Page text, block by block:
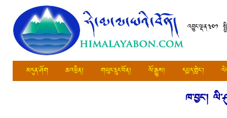
འབྱུང་ལྡན༣༠༡
མདུན་ཤོག ཆ་འཕྲིན། གཡུང་དྲུང་བོན། ལོ་རྒྱུས། དཔྱད་གླེང་།
ཁ་བྱང་།